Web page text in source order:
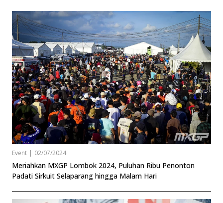
Event | 02/07/2024
Meriahkan MXGP Lombok 2024, Puluhan Ribu Penonton
Padati Sirkuit Selaparang hingga Malam Hari